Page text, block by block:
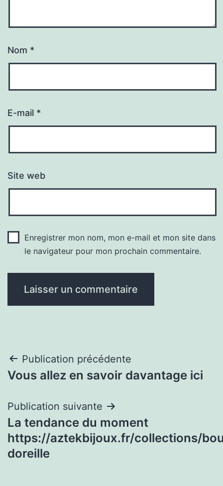
Nom *
E-mail *
Site web
Enregistrer mon nom, mon e-mail et mon site dans
le navigateur pour mon prochain commentaire.
Navigation
de
l’article
Publication précédente
Vous allez en savoir davantage ici
Publication suivante
La tendance du moment
https://aztekbijoux.fr/collections/
doreille